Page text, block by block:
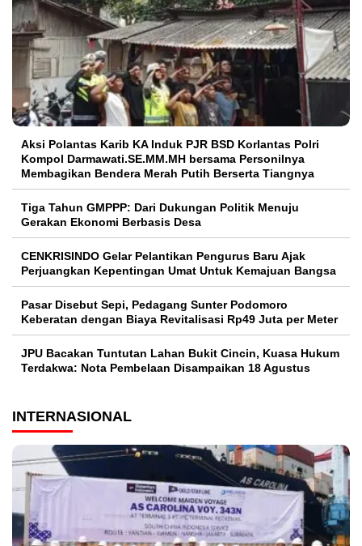
Aksi Polantas Karib KA Induk PJR BSD Korlantas Polri
Kompol Darmawati.SE.MM.MH bersama Personilnya
Membagikan Bendera Merah Putih Berserta Tiangnya
Tiga Tahun GMPPP: Dari Dukungan Politik Menuju
Gerakan Ekonomi Berbasis Desa
CENKRISINDO Gelar Pelantikan Pengurus Baru Ajak
Perjuangkan Kepentingan Umat Untuk Kemajuan Bangsa
Pasar Disebut Sepi, Pedagang Sunter Podomoro
Keberatan dengan Biaya Revitalisasi Rp49 Juta per Meter
JPU Bacakan Tuntutan Lahan Bukit Cincin, Kuasa Hukum
Terdakwa: Nota Pembelaan Disampaikan 18 Agustus
INTERNASIONAL